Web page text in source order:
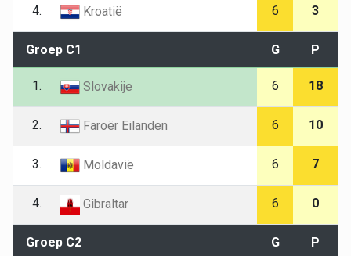
4. Kroatië 6 3
Groep C1 G P
1. Slovakije 6 18
2. Faroër Eilanden 6 10
3. Moldavië 6 7
4. Gibraltar 6 0
Groep C2 G P